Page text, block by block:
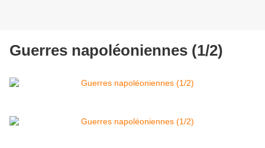
Guerres napoléoniennes (1/2)